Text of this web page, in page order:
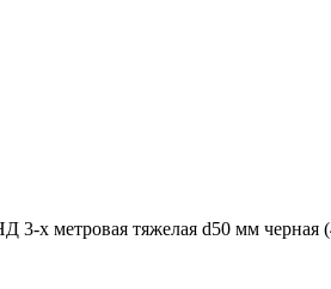
х метровая тяжелая d50 мм